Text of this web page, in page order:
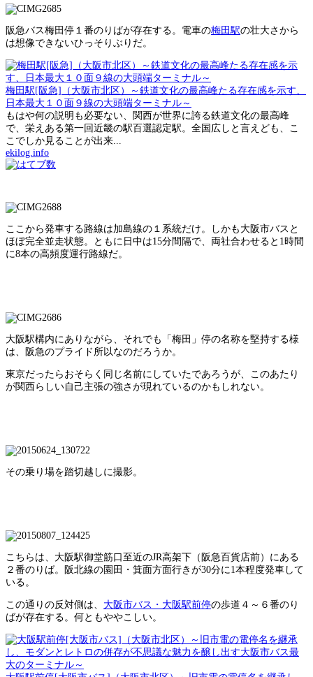
阪急バス梅田停１番のりばが存在する。電車の梅田駅の壮大さから
は想像できないひっそりぶりだ。
梅田駅[阪急]（大阪市北区）～鉄道文化の最高峰たる存在感を示す、
日本最大１０面９線の大頭端ターミナル～
もはや何の説明も必要ない、関西が世界に誇る鉄道文化の最高峰
で、栄えある第一回近畿の駅百選認定駅。全国広しと言えども、こ
こでしか見ることが出来...
ekilog.info
ここから発車する路線は加島線の１系統だけ。しかも大阪市バスと
ほぼ完全並走状態。ともに日中は15分間隔で、両社合わせると1時間
に8本の高頻度運行路線だ。
大阪駅構内にありながら、それでも「梅田」停の名称を堅持する様
は、阪急のプライド所以なのだろうか。
東京だったらおそらく同じ名前にしていたであろうが、このあたり
が関西らしい自己主張の強さが現れているのかもしれない。
その乗り場を踏切越しに撮影。
こちらは、大阪駅御堂筋口至近のJR高架下（阪急百貨店前）にある
２番のりば。阪北線の園田・箕面方面行きが30分に1本程度発車して
いる。
この通りの反対側は、 大阪市バス・大阪駅前停の歩道４～６番のり
ばが存在する。何ともややこしい。